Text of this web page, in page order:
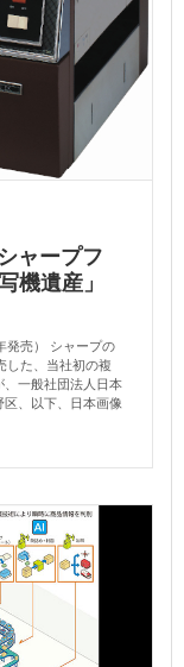
ャープフ
機遺産」
発売） シャープの
した、当社初の複
、一般社団法人日本
、以下、日本画像